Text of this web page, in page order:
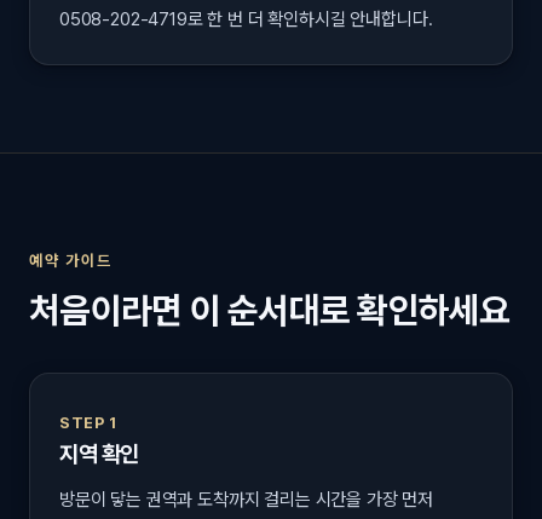
0508-202-4719로 한 번 더 확인하시길 안내합니다.
예약 가이드
처음이라면 이 순서대로 확인하세요
STEP 1
지역 확인
방문이 닿는 권역과 도착까지 걸리는 시간을 가장 먼저